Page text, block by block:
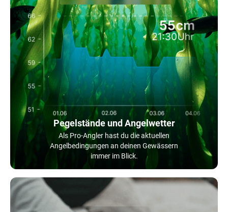
Pegelstände und Angelwetter
Als Pro-Angler hast du die aktuellen
Angelbedingungen an deinen Gewässern
immer im Blick.